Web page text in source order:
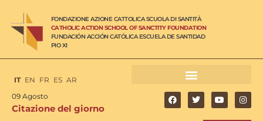
FONDAZIONE AZIONE CATTOLICA SCUOLA DI SANTITÀ
CATHOLIC ACTION SCHOOL OF SANCTITY FOUNDATION
FUNDACIÓN ACCIÓN CATÓLICA ESCUELA DE SANTIDAD
PIO XI
IT EN FR ES AR
09 Agosto
Citazione del giorno